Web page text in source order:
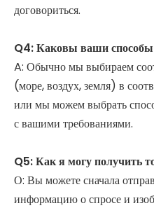
договориться.
Q4: Каковы ваши способы
A: Обычно мы выбираем
(море, воздух, земля) в
или мы можем выбрать
с вашими требованиями.
Q5: Как я могу получить
О: Вы можете сначала
информацию о спросе и